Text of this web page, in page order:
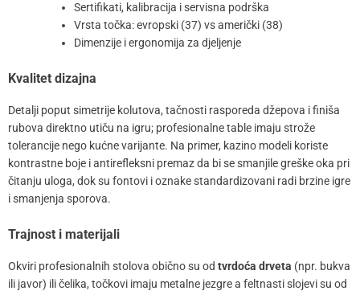
Sertifikati, kalibracija i servisna podrška
Vrsta točka: evropski (37) vs američki (38)
Dimenzije i ergonomija za djeljenje
Kvalitet dizajna
Detalji poput simetrije kolutova, tačnosti rasporeda džepova i finiša
rubova direktno utiču na igru; profesionalne table imaju strože
tolerancije nego kućne varijante. Na primer, kazino modeli koriste
kontrastne boje i antirefleksni premaz da bi se smanjile greške oka pri
čitanju uloga, dok su fontovi i oznake standardizovani radi brzine igre
i smanjenja sporova.
Trajnost i materijali
Okviri profesionalnih stolova obično su od tvrdoća drveta (npr. bukva
ili javor) ili čelika, točkovi imaju metalne jezgre a feltnasti slojevi su od